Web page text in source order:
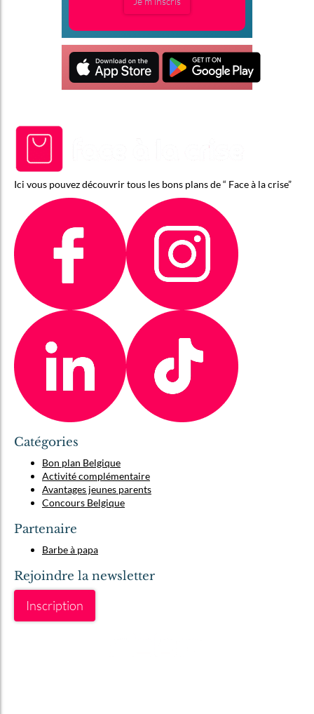
Ici vous pouvez découvrir tous les bons plans de “ Face à la crise”
Catégories
Bon plan Belgique
Activité complémentaire
Avantages jeunes parents
Concours Belgique
Partenaire
Barbe à papa
Rejoindre la newsletter
Inscription